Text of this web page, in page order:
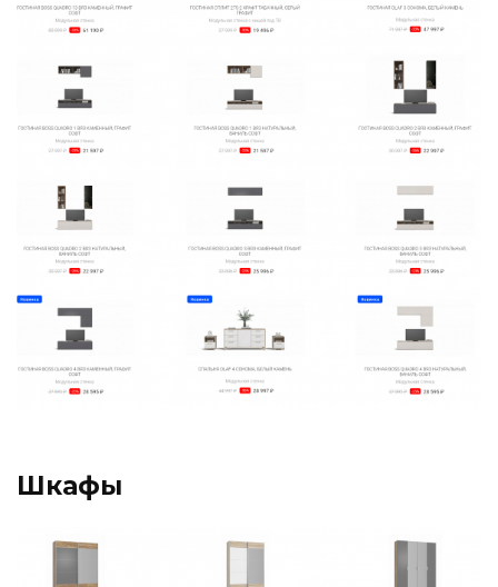
Шкафы